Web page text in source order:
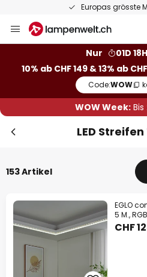
50 Tage
Inhalt
Nur
01D
10% ab CHF 149 & 13% ab
Code:WOW
WOW Week:Bis
LED
153 Artikel
EGLO
5 M.,
CHF